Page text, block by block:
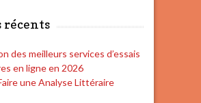
des meilleurs services d’essais
en ligne en 2026
une Analyse Littéraire